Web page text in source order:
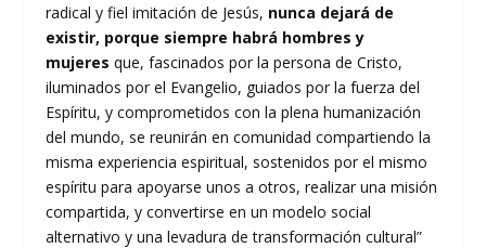
radical y fiel imitación de Jesús, nunca dejará de
existir, porque siempre habrá hombres y
mujeres que, fascinados por la persona de Cristo,
iluminados por el Evangelio, guiados por la fuerza del
Espíritu, y comprometidos con la plena humanización
del mundo, se reunirán en comunidad compartiendo la
misma experiencia espiritual, sostenidos por el mismo
espíritu para apoyarse unos a otros, realizar una misión
compartida, y convertirse en un modelo social
alternativo y una levadura de transformación cultural”